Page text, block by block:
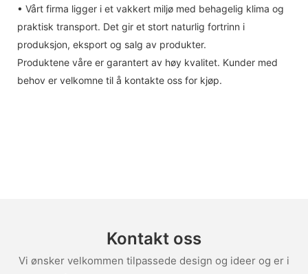
• Vårt firma ligger i et vakkert miljø med behagelig klima og
praktisk transport. Det gir et stort naturlig fortrinn i
produksjon, eksport og salg av produkter.
Produktene våre er garantert av høy kvalitet. Kunder med
behov er velkomne til å kontakte oss for kjøp.
Kontakt oss
Vi ønsker velkommen tilpassede design og ideer og er i